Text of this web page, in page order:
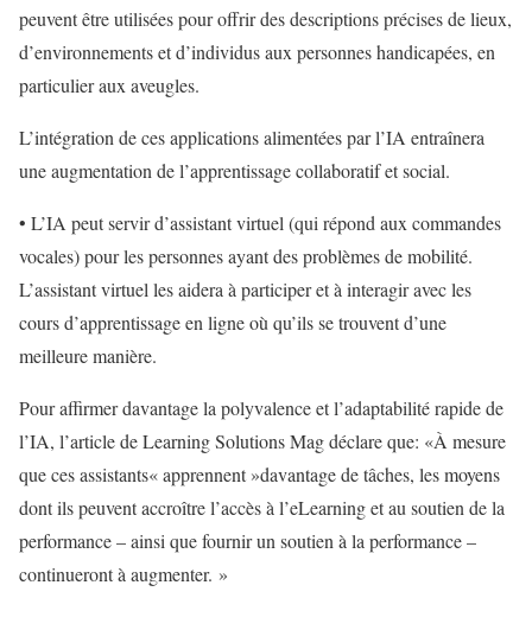
peuvent être utilisées pour offrir des descriptions précises de lieux,
d’environnements et d’individus aux personnes handicapées, en
particulier aux aveugles.
L’intégration de ces applications alimentées par l’IA entraînera
une augmentation de l’apprentissage collaboratif et social.
• L’IA peut servir d’assistant virtuel (qui répond aux commandes
vocales) pour les personnes ayant des problèmes de mobilité.
L’assistant virtuel les aidera à participer et à interagir avec les
cours d’apprentissage en ligne où qu’ils se trouvent d’une
meilleure manière.
Pour affirmer davantage la polyvalence et l’adaptabilité rapide de
l’IA, l’article de Learning Solutions Mag déclare que: «À mesure
que ces assistants« apprennent »davantage de tâches, les moyens
dont ils peuvent accroître l’accès à l’eLearning et au soutien de la
performance – ainsi que fournir un soutien à la performance –
continueront à augmenter. »